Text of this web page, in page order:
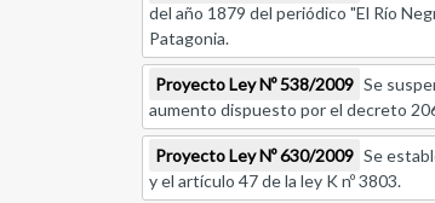
del año 1879 del periódico "El Río
Patagonia.
Proyecto Ley Nº 538/2009 Se
aumento dispuesto por el decreto
Proyecto Ley Nº 630/2009 Se
y el artículo 47 de la ley K nº 3803.